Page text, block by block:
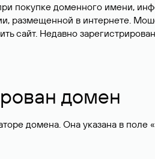
покупке доменного имени,
размещенной в интернете.
сайт. Недавно
домен
домена. Она указана в поле